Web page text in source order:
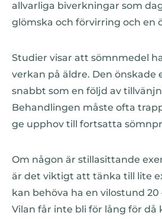
allvarliga biverkningar som
glömska och förvirring och en
Studier visar att sömnmedel
verkan på äldre. Den önskade
snabbt som en följd av
Behandlingen måste ofta
ge upphov till fortsatta
Om någon är stillasittande
är det viktigt att tänka till lite
kan behöva ha en vilostund 20
Vilan får inte bli för lång för då